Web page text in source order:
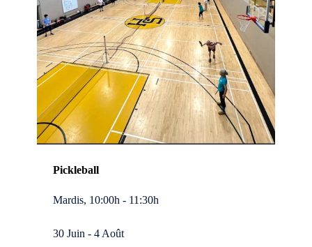
Pickleball
Mardis, 10:00h - 11:30h
30 Juin - 4 Août